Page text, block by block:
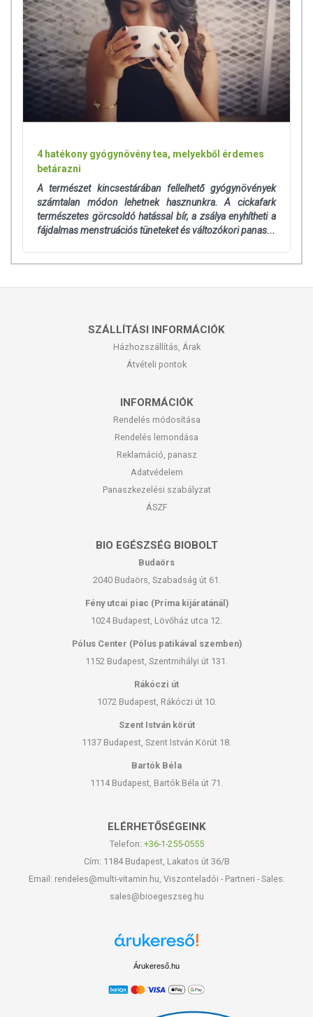
4 hatékony gyógynövény tea, melyekből érdemes
betárazni
A természet kincsestárában fellelhető gyógynövények
számtalan módon lehetnek hasznunkra. A cickafark
természetes görcsoldó hatással bír, a zsálya enyhítheti a
fájdalmas menstruációs tüneteket és változókori panas...
SZÁLLÍTÁSI INFORMÁCIÓK
Házhozszállítás, Árak
Átvételi pontok
INFORMÁCIÓK
Rendelés módosítása
Rendelés lemondása
Reklamáció, panasz
Adatvédelem
Panaszkezelési szabályzat
ÁSZF
BIO EGÉSZSÉG BIOBOLT
Budaörs
2040 Budaörs, Szabadság út 61.
Fény utcai piac (Príma kijáratánál)
1024 Budapest, Lövőház utca 12.
Pólus Center (Pólus patikával szemben)
1152 Budapest, Szentmihályi út 131.
Rákóczi út
1072 Budapest, Rákóczi út 10.
Szent István körút
1137 Budapest, Szent István Körút 18.
Bartók Béla
1114 Budapest, Bartók Béla út 71.
ELÉRHETŐSÉGEINK
Telefon: +36-1-255-0555
Cím: 1184 Budapest, Lakatos út 36/B
Email: rendeles@multi-vitamin.hu, Viszonteladói - Partneri - Sales:
sales@bioegeszseg.hu
Árukereső.hu